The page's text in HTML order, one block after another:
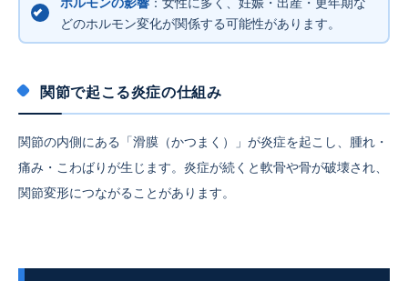
どのホルモン変化が関係する可能性があります。
関節で起こる炎症の仕組み
関節の内側にある「滑膜（かつまく）」が炎症を起こし、腫れ・
痛み・こわばりが生じます。炎症が続くと軟骨や骨が破壊され、
関節変形につながることがあります。